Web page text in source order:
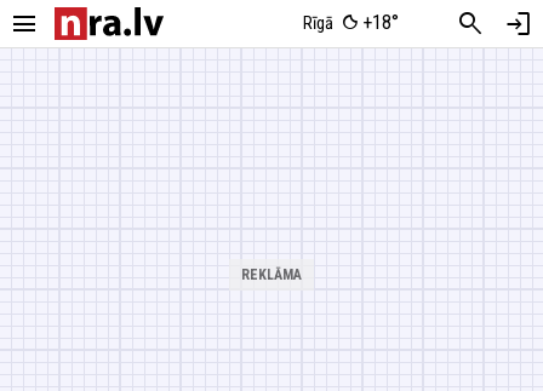
menu Rīgā +18° search login